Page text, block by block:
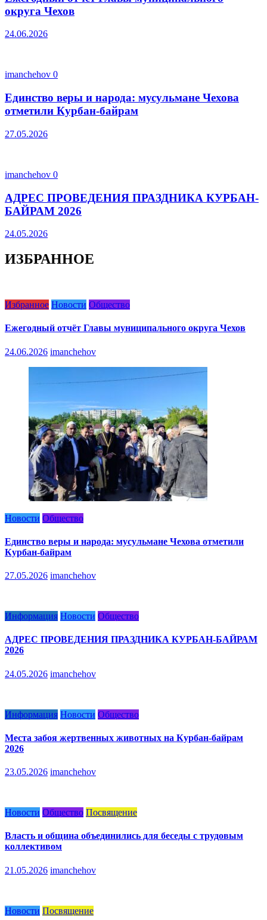
округа Чехов
24.06.2026
imanchehov 0
Единство веры и народа: мусульмане Чехова
отметили Курбан-байрам
27.05.2026
imanchehov 0
АДРЕС ПРОВЕДЕНИЯ ПРАЗДНИКА КУРБАН-
БАЙРАМ 2026
24.05.2026
ИЗБРАННОЕ
Избранное Новости Общество
Ежегодный отчёт Главы муниципального округа Чехов
24.06.2026 imanchehov
Новости Общество
Единство веры и народа: мусульмане Чехова отметили
Курбан-байрам
27.05.2026 imanchehov
Информация Новости Общество
АДРЕС ПРОВЕДЕНИЯ ПРАЗДНИКА КУРБАН-БАЙРАМ
2026
24.05.2026 imanchehov
Информация Новости Общество
Места забоя жертвенных животных на Курбан-байрам
2026
23.05.2026 imanchehov
Новости Общество Посвящение
Власть и община объединились для беседы с трудовым
коллективом
21.05.2026 imanchehov
Новости Посвящение